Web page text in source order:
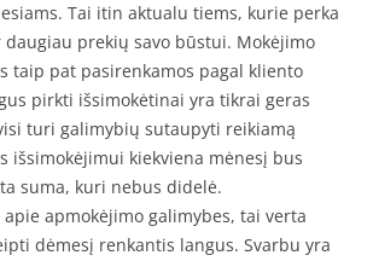
Tai itin aktualu tiems, kurie perka
prekių savo būstui. Mokėjimo
taip pat pasirenkamos pagal kliento
pirkti išsimokėtinai yra tikrai geras
turi galimybių sutaupyti reikiamą
išsimokėjimui kiekviena mėnesį bus
suma, kuri nebus didelė.
apmokėjimo galimybes, tai verta
dėmesį renkantis langus. Svarbu yra